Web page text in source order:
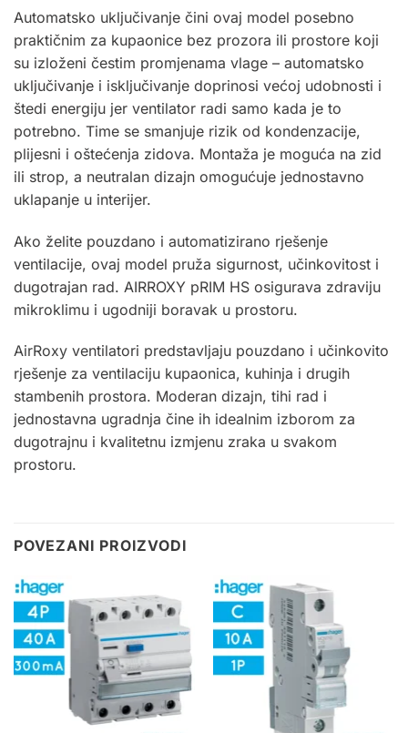
Automatsko uključivanje čini ovaj model posebno
praktičnim za kupaonice bez prozora ili prostore koji
su izloženi čestim promjenama vlage – automatsko
uključivanje i isključivanje doprinosi većoj udobnosti i
štedi energiju jer ventilator radi samo kada je to
potrebno. Time se smanjuje rizik od kondenzacije,
plijesni i oštećenja zidova. Montaža je moguća na zid
ili strop, a neutralan dizajn omogućuje jednostavno
uklapanje u interijer.
Ako želite pouzdano i automatizirano rješenje
ventilacije, ovaj model pruža sigurnost, učinkovitost i
dugotrajan rad. AIRROXY pRIM HS osigurava zdraviju
mikroklimu i ugodniji boravak u prostoru.
AirRoxy ventilatori predstavljaju pouzdano i učinkovito
rješenje za ventilaciju kupaonica, kuhinja i drugih
stambenih prostora. Moderan dizajn, tihi rad i
jednostavna ugradnja čine ih idealnim izborom za
dugotrajnu i kvalitetnu izmjenu zraka u svakom
prostoru.
POVEZANI PROIZVODI